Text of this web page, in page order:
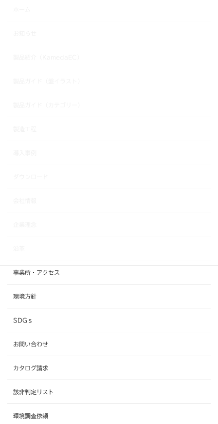
事業所・アクセス
環境方針
SDGｓ
お問い合わせ
カタログ請求
該非判定リスト
環境調査依頼